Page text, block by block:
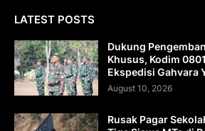
LATEST POSTS
Dukung
Khusus, Kodim
Ekspedisi Gahvara
August 10, 2026
Rusak Pagar